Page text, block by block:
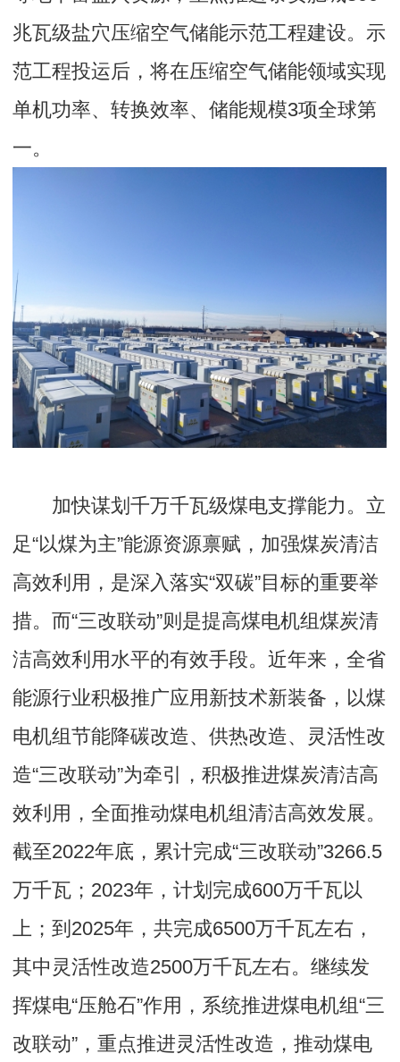
兆瓦级盐穴压缩空气储能示范工程建设。示
范工程投运后，将在压缩空气储能领域实现
单机功率、转换效率、储能规模3项全球第
一。
加快谋划千万千瓦级煤电支撑能力。立
足“以煤为主”能源资源禀赋，加强煤炭清洁
高效利用，是深入落实“双碳”目标的重要举
措。而“三改联动”则是提高煤电机组煤炭清
洁高效利用水平的有效手段。近年来，全省
能源行业积极推广应用新技术新装备，以煤
电机组节能降碳改造、供热改造、灵活性改
造“三改联动”为牵引，积极推进煤炭清洁高
效利用，全面推动煤电机组清洁高效发展。
截至2022年底，累计完成“三改联动”3266.5
万千瓦；2023年，计划完成600万千瓦以
上；到2025年，共完成6500万千瓦左右，
其中灵活性改造2500万千瓦左右。继续发
挥煤电“压舱石”作用，系统推进煤电机组“三
改联动”，重点推进灵活性改造，推动煤电